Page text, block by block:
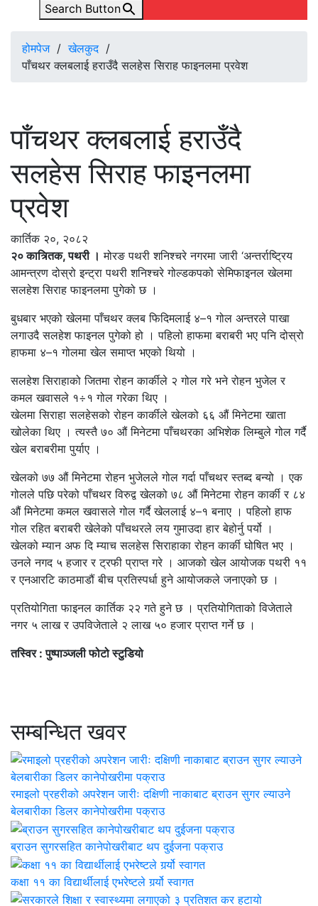
Search Button
होमपेज/खेलकुद/
पाँचथर क्लबलाई हराउँदै सलहेस सिराह फाइनलमा प्रवेश
पाँचथर क्लबलाई हराउँदै
सलहेस सिराह फाइनलमा
प्रवेश
कार्तिक २०, २०८२
२० कात्र्तिक, पथरी । मोरङ पथरी शनिश्चरे नगरमा जारी ‘अन्तर्राष्ट्रिय
आमन्त्रण दोस्रो इन्ट्रा पथरी शनिश्चरे गोल्डकपको सेमिफाइनल खेलमा
सलहेश सिराह फाइनलमा पुगेको छ ।
बुधबार भएको खेलमा पाँचथर क्लब फिदिमलाई ४–१ गोल अन्तरले पाखा
लगाउदै सलहेश फाइनल पुगेको हो । पहिलो हाफमा बराबरी भए पनि दोस्रो
हाफमा ४–१ गोलमा खेल समाप्त भएको थियो ।
सलहेश सिराहाको जितमा रोहन कार्कीले २ गोल गरे भने रोहन भुजेल र
कमल खवासले १÷१ गोल गरेका थिए ।
खेलमा सिराहा सलहेसको रोहन कार्कीले खेलको ६६ औं मिनेटमा खाता
खोलेका थिए । त्यस्तै ७० औं मिनेटमा पाँचथरका अभिशेक लिम्बुले गोल गर्दै
खेल बराबरीमा पुर्याए ।
खेलको ७७ औं मिनेटमा रोहन भुजेलले गोल गर्दा पाँचथर स्तब्द बन्यो । एक
गोलले पछि परेको पाँचथर विरुद्व खेलको ७८ औं मिनेटमा रोहन कार्की र ८४
औं मिनेटमा कमल खवासले गोल गर्दै खेललाई ४–१ बनाए । पहिलो हाफ
गोल रहित बराबरी खेलेको पाँचथरले लय गुमाउदा हार बेहोर्नु पर्यो ।
खेलको म्यान अफ दि म्याच सलहेस सिराहाका रोहन कार्की घोषित भए ।
उनले नगद ५ हजार र ट्रफी प्राप्त गरे । आजको खेल आयोजक पथरी ११
र एनआरटि काठमाडौं बीच प्रतिस्पर्धा हुने आयोजकले जनाएको छ ।
प्रतियोगिता फाइनल कार्तिक २२ गते हुने छ । प्रतियोगिताको विजेताले
नगर ५ लाख र उपविजेताले २ लाख ५० हजार प्राप्त गर्ने छ ।
तस्विर : पुष्पाञ्जली फोटो स्टुडियो
सम्बन्धित खवर
रमाइलो प्रहरीको अपरेशन जारीः दक्षिणी नाकाबाट ब्राउन सुगर ल्याउने
बेलबारीका डिलर कानेपोखरीमा पक्राउ
ब्राउन सुगरसहित कानेपोखरीबाट थप दुईजना पक्राउ
कक्षा ११ का विद्यार्थीलाई एभरेष्टले गर्र्यो स्वागत